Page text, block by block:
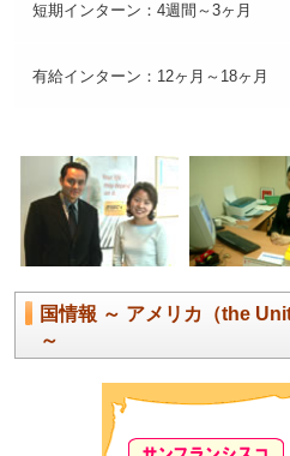
短期インターン：4週間～3ヶ月
有給インターン：12ヶ月～18ヶ月
国情報 ～ アメリカ（the
～